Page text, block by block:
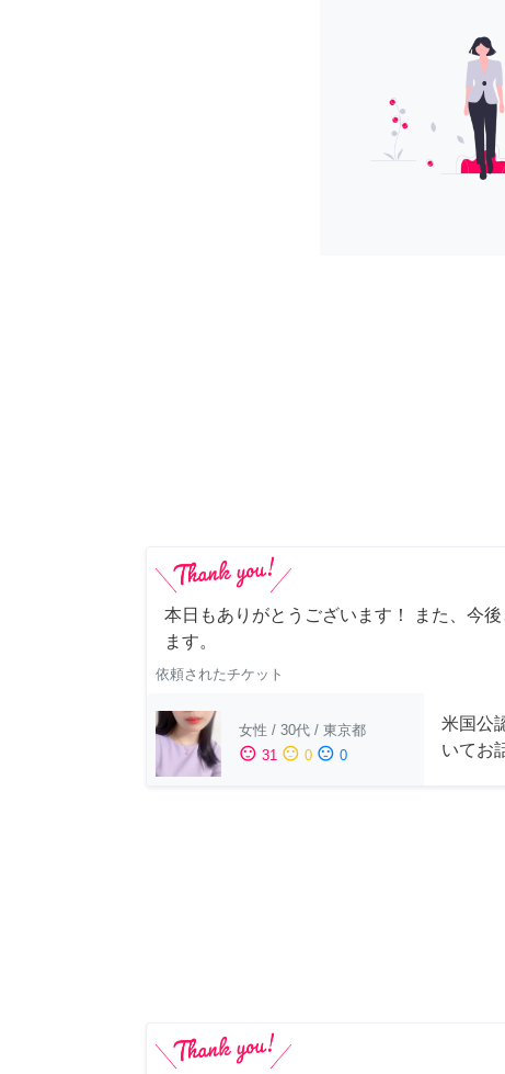
本日もありがとうございます！ また、今
ます。
依頼されたチケット
女性 / 30代 / 東京都
sentiment_satisfied 31 sentiment_neutral 0 sentiment_dissatisfied 0
米国公
いてお